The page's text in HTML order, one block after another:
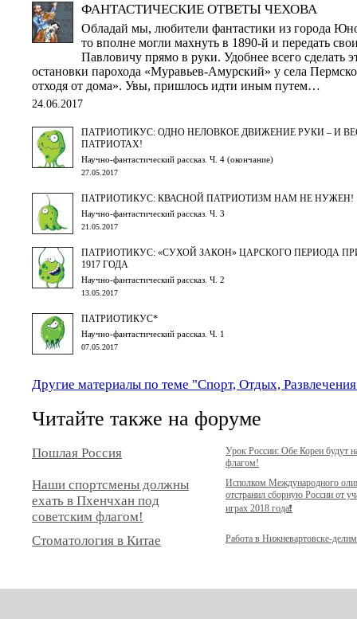
ФАНТАСТИЧЕСКИЕ ОТВЕТЫ ЧЕХОВА
Обладай мы, любители фантастики из города
то вполне могли махнуть в 1890-й и передать
Павловичу прямо в руки. Удобнее всего сделать
остановки парохода «Муравьев-Амурский» у села
отходя от дома». Увы, пришлось идти иным путем…
24.06.2017
ПАТРИОТИКУС: ОДНО НЕЛОВКОЕ ДВИЖЕНИЕ РУКИ – И
ПАТРИОТАХ!
Научно-фантастический рассказ. Ч. 4 (окончание)
27.05.2017
ПАТРИОТИКУС: КВАСНОЙ ПАТРИОТИЗМ НАМ НЕ НУЖЕН!
Научно-фантастический рассказ. Ч. 3
21.05.2017
ПАТРИОТИКУС: «СУХОЙ ЗАКОН» ЦАРСКОГО ПЕРИОДА
1917 ГОДА
Научно-фантастический рассказ. Ч. 2
13.05.2017
ПАТРИОТИКУС*
Научно-фантастический рассказ. Ч. 1
07.05.2017
Другие материалы по теме "Спорт, Отдых,
Читайте также на форуме
Пошлая Россия
Урок России: Обе Кореи будут
флагом!
Наши спортсмены должны
ехать в Пхенчхан под
советским флагом!
Исполком Международного
отстранил сборную России от
играх 2018 года❗️
Стоматология в Китае Работа в Нижневартовске-